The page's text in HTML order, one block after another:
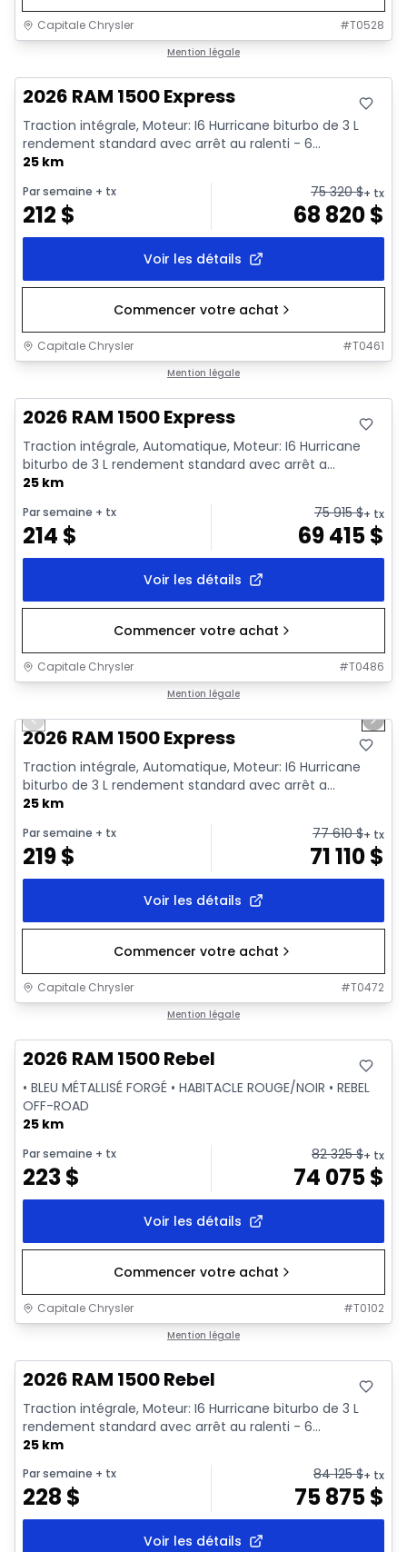
Capitale Chrysler #T0528
Mention légale
2026 RAM 1500 Express
Traction intégrale, Moteur: I6 Hurricane biturbo de 3 L
rendement standard avec arrêt au ralenti - 6...
25 km
Par semaine + tx
212 $
75 320$+ tx
68 820$
Voir les détails
Commencer votre achat
Capitale Chrysler #T0461
Mention légale
2026 RAM 1500 Express
Traction intégrale, Automatique, Moteur: I6 Hurricane
biturbo de 3 L rendement standard avec arrêt a...
25 km
Par semaine + tx
214 $
75 915$+ tx
69 415$
Voir les détails
Commencer votre achat
Capitale Chrysler #T0486
Mention légale
Previous slide Next
2026 RAM 1500 Express
Traction intégrale, Automatique, Moteur: I6 Hurricane
biturbo de 3 L rendement standard avec arrêt a...
25 km
Par semaine + tx
219$
77 610$+ tx
71 110$
Voir les détails
Commencer votre achat
Capitale Chrysler #T0472
Mention légale
2026 RAM 1500 Rebel
• BLEU MÉTALLISÉ FORGÉ • HABITACLE ROUGE/NOIR • REBEL
OFF-ROAD
25 km
Par semaine + tx
223$
82 325$+ tx
74 075$
Voir les détails
Commencer votre achat
Capitale Chrysler #T0102
Mention légale
2026 RAM 1500 Rebel
Traction intégrale, Moteur: I6 Hurricane biturbo de 3 L
rendement standard avec arrêt au ralenti - 6...
25 km
Par semaine + tx
228 $
84 125$+ tx
75 875$
Voir les détails